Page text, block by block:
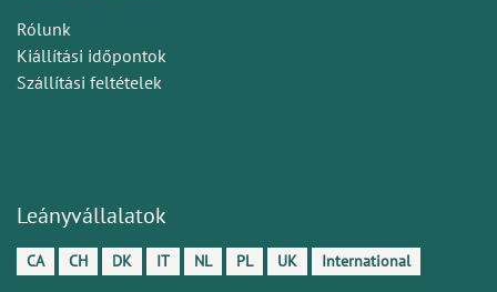
Rólunk
Kiállítási időpontok
Szállítási feltételek
Leányvállalatok
CA CH DK IT NL PL UK International